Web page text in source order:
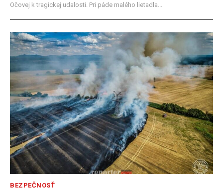
Očovej k tragickej udalosti. Pri páde malého lietadla...
BEZPEČNOSŤ